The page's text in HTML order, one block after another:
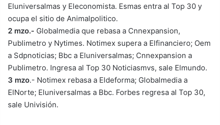
Eluniversalmas y Eleconomista. Esmas entra al Top 30 y
ocupa el sitio de Animalpolitico.
2 mzo.- Globalmedia que rebasa a Cnnexpansion,
Publimetro y Nytimes. Notimex supera a Elfinanciero; Oem
a Sdpnoticias; Bbc a Eluniversalmas; Cnnexpansion a
Publimetro. Ingresa al Top 30 Noticiasmvs, sale Elmundo.
3 mzo.- Notimex rebasa a Eldeforma; Globalmedia a
ElNorte; Eluniversalmas a Bbc. Forbes regresa al Top 30,
sale Univisión.